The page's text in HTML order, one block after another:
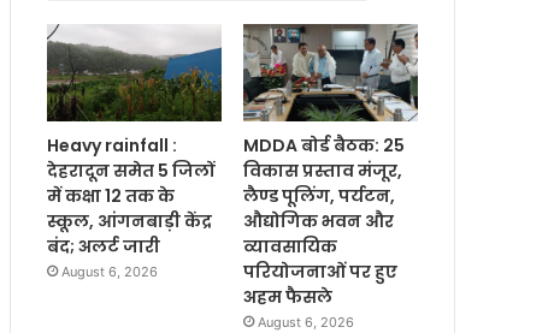
Heavy rainfall :
देहरादून समेत 5 जिलों
में कक्षा 12 तक के
स्कूल, आंगनबाड़ी केंद्र
बंद; अलर्ट जारी
August 6, 2026
MDDA बोर्ड बैठक: 25
विकास प्रस्ताव मंजूर,
लैण्ड पूलिंग, पर्यटन,
औद्योगिक भवन और
व्यावसायिक
परियोजनाओं पर हुए
अहम फैसले
August 6, 2026